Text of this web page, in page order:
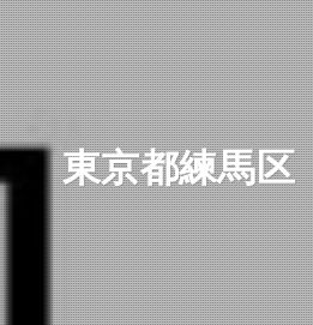
東京都練馬